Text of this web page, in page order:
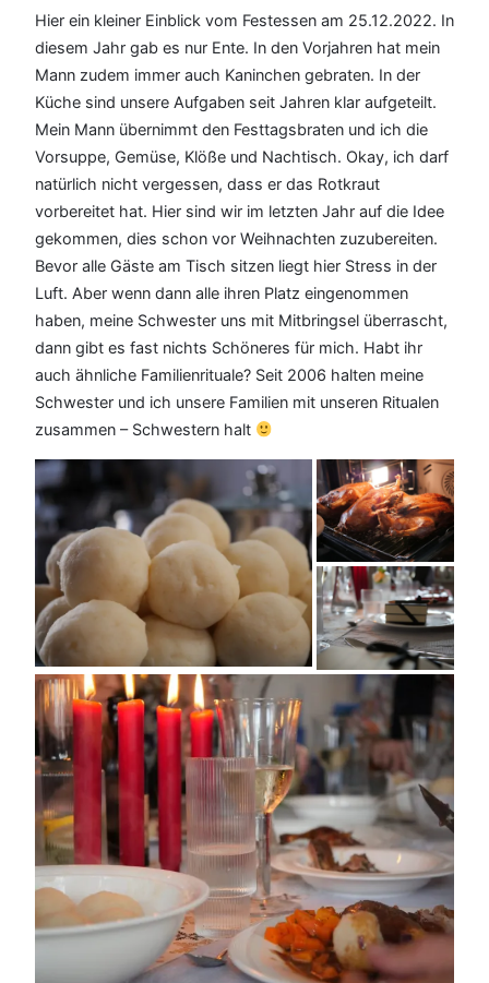
Hier ein kleiner Einblick vom Festessen am 25.12.2022. In
diesem Jahr gab es nur Ente. In den Vorjahren hat mein
Mann zudem immer auch Kaninchen gebraten. In der
Küche sind unsere Aufgaben seit Jahren klar aufgeteilt.
Mein Mann übernimmt den Festtagsbraten und ich die
Vorsuppe, Gemüse, Klöße und Nachtisch. Okay, ich darf
natürlich nicht vergessen, dass er das Rotkraut
vorbereitet hat. Hier sind wir im letzten Jahr auf die Idee
gekommen, dies schon vor Weihnachten zuzubereiten.
Bevor alle Gäste am Tisch sitzen liegt hier Stress in der
Luft. Aber wenn dann alle ihren Platz eingenommen
haben, meine Schwester uns mit Mitbringsel überrascht,
dann gibt es fast nichts Schöneres für mich. Habt ihr
auch ähnliche Familienrituale? Seit 2006 halten meine
Schwester und ich unsere Familien mit unseren Ritualen
zusammen – Schwestern halt